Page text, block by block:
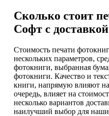
Сколько стоит
Софт с доставкой
Стоимость печати
нескольких параметров,
фотокниги, выбранная
фотокниги. Качество и
книги, напрямую влияют
очередь, влияет на
несколько вариантов
наилучший выбор для